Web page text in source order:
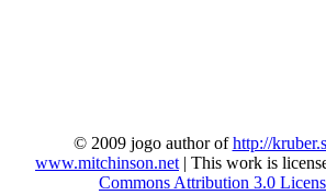
© 2009 jogo author ofhttp://
www.mitchinson.net | This work is
Commons Attribution 3.0